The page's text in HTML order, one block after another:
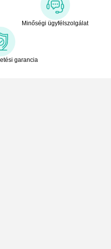
Minőségi ügyfélszolgálat
garancia